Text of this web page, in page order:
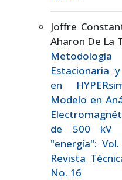
Joffre
Aharon De La
Estacionaria
en
Modelo en
de 500 kV
"energía":
Revista
No. 16